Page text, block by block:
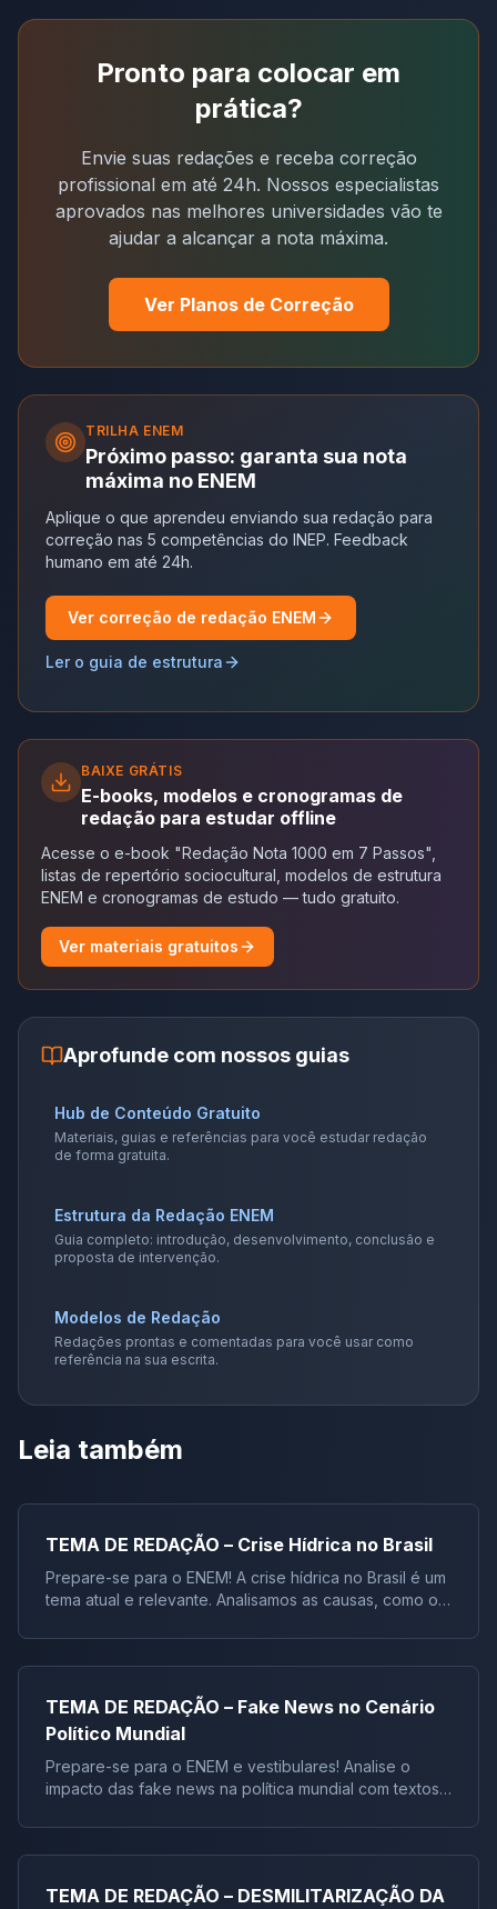
Pronto para colocar em
prática?
Envie suas redações e receba correção
profissional em até 24h. Nossos especialistas
aprovados nas melhores universidades vão te
ajudar a alcançar a nota máxima.
Ver Planos de Correção
TRILHA ENEM
Próximo passo: garanta sua nota
máxima no ENEM
Aplique o que aprendeu enviando sua redação para
correção nas 5 competências do INEP. Feedback
humano em até 24h.
Ver correção de redação ENEM
Ler o guia de estrutura
BAIXE GRÁTIS
E-books, modelos e cronogramas de
redação para estudar offline
Acesse o e-book "Redação Nota 1000 em 7 Passos",
listas de repertório sociocultural, modelos de estrutura
ENEM e cronogramas de estudo — tudo gratuito.
Ver materiais gratuitos
Aprofunde com nossos guias
Hub de Conteúdo Gratuito
Materiais, guias e referências para você estudar redação
de forma gratuita.
Estrutura da Redação ENEM
Guia completo: introdução, desenvolvimento, conclusão e
proposta de intervenção.
Modelos de Redação
Redações prontas e comentadas para você usar como
referência na sua escrita.
Leia também
TEMA DE REDAÇÃO – Crise Hídrica no Brasil
Prepare-se para o ENEM! A crise hídrica no Brasil é um
tema atual e relevante. Analisamos as causas, como o
soluções para mitigar a escassez de água. Conf
TEMA DE REDAÇÃO – Fake News no Cenário
Político Mundial
Prepare-se para o ENEM e vestibulares! Analise o
impacto das fake news na política mundial com textos
argumentativa. Domine o tema e conquiste a
aprovação
TEMA DE REDAÇÃO – DESMILITARIZAÇÃO DA